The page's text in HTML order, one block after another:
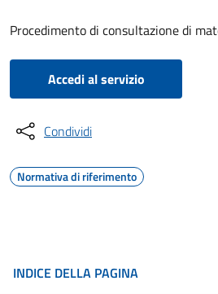
Procedimento di consultazione di
Accedi al servizio
Condividi
Normativa di riferimento
INDICE DELLA PAGINA